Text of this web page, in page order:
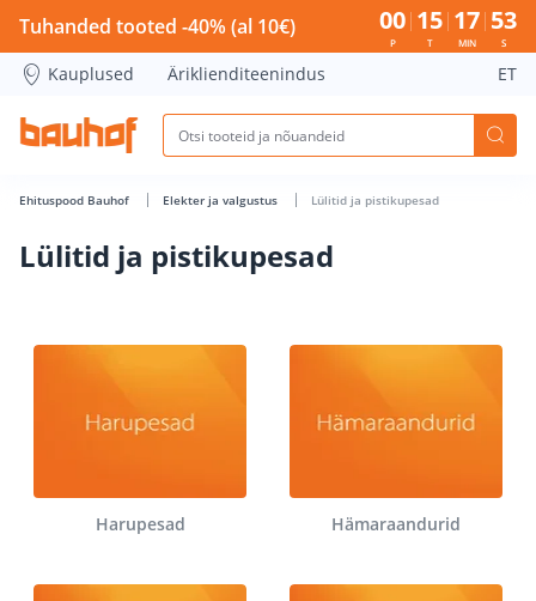
Lülitid ja pistikupesad - Bauhof has loaded
Tuhanded tooted -40% (al 10€) 00
P
15
T
17
MIN
52
S
Kauplused Äriklienditeenindus ET
Ehituspood Bauhof Elekter ja valgustus Lülitid ja pistikupesad
Lülitid ja pistikupesad
Harupesad Hämaraandurid